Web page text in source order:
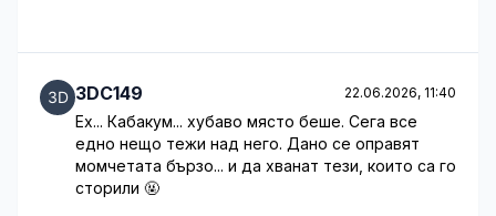
3DC149 22.06.2026, 11:40
Ех... Кабакум... хубаво място беше. Сега все
едно нещо тежи над него. Дано се оправят
момчетата бързо... и да хванат тези, които са го
сторили 🤬